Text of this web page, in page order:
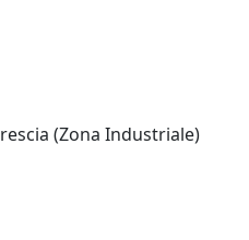
(Zona Industriale)